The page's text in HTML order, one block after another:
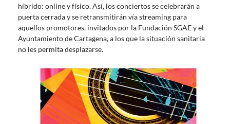
híbrido: online y físico. Así, los conciertos se celebrarán a
puerta cerrada y se retransmitirán vía streaming para
aquellos promotores, invitados por la Fundación SGAE y el
Ayuntamiento de Cartagena, a los que la situación sanitaria
no les permita desplazarse.